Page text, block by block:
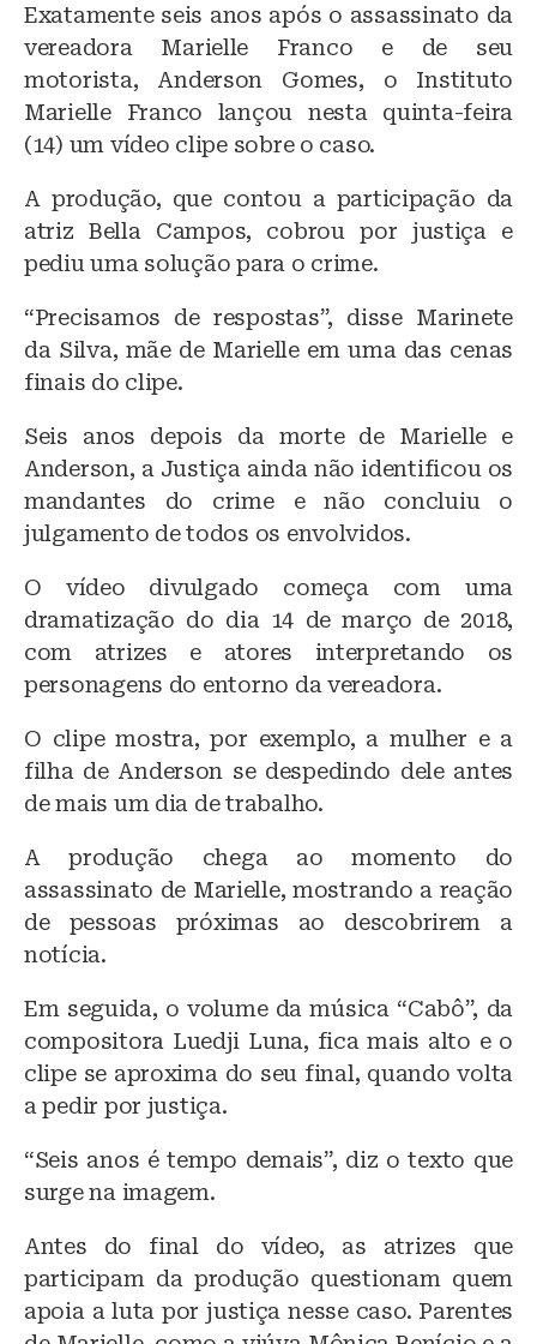
e
s
k
y
c
e
b
o
o
k
at
s
A
p
p
Exatamente seis anos após o assassinato da
vereadora Marielle Franco e de seu
motorista, Anderson Gomes, o Instituto
Marielle Franco lançou nesta quinta-feira
(14) um vídeo clipe sobre o caso.
A produção, que contou a participação da
atriz Bella Campos, cobrou por justiça e
pediu uma solução para o crime.
“Precisamos de respostas”, disse Marinete
da Silva, mãe de Marielle em uma das cenas
finais do clipe.
Seis anos depois da morte de Marielle e
Anderson, a Justiça ainda não identificou os
mandantes do crime e não concluiu o
julgamento de todos os envolvidos.
O vídeo divulgado começa com uma
dramatização do dia 14 de março de 2018,
com atrizes e atores interpretando os
personagens do entorno da vereadora.
O clipe mostra, por exemplo, a mulher e a
filha de Anderson se despedindo dele antes
de mais um dia de trabalho.
A produção chega ao momento do
assassinato de Marielle, mostrando a reação
de pessoas próximas ao descobrirem a
notícia.
Em seguida, o volume da música “Cabô”, da
compositora Luedji Luna, fica mais alto e o
clipe se aproxima do seu final, quando volta
a pedir por justiça.
“Seis anos é tempo demais”, diz o texto que
surge na imagem.
Antes do final do vídeo, as atrizes que
participam da produção questionam quem
apoia a luta por justiça nesse caso. Parentes